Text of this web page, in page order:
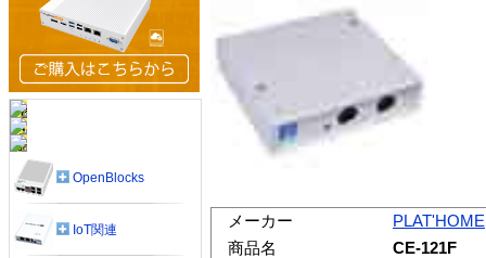
メーカー
PLAT'HOME
商品名
CE-121F
OpenBlocks
IoT関連